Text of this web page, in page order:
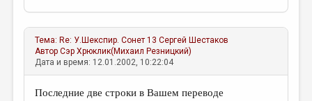
Тема: Re: У.Шекспир. Сонет 13 Сергей Шестаков
АвторСэр Хрюклик(Михаил Резницкий)
Дата и время: 12.01.2002, 10:22:04
Последние две строки в Вашем переводе